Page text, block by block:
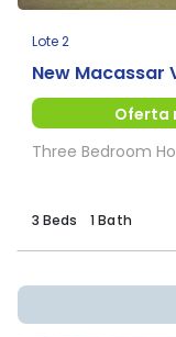
Lote 2
New Macassar
Oferta
Three Bedroom
3 Beds 1 Bath